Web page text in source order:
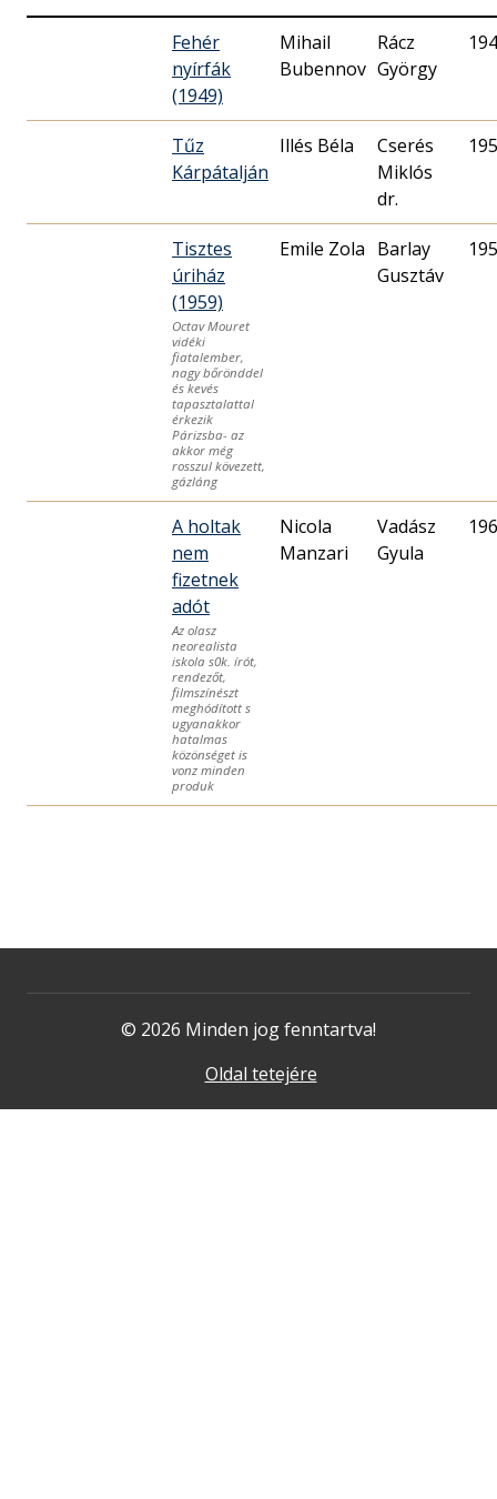
Fehér
nyírfák
(1949)
Mihail
Bubennov
Rácz
György
Tűz
Kárpátalján
Illés Béla
Cserés
Miklós
dr.
Tisztes
úriház
(1959)
Octav Mouret
vidéki
fiatalember,
nagy bőrönddel
és kevés
tapasztalattal
érkezik
Párizsba- az
akkor még
rosszul kövezett,
gázláng
Emile Zola Barlay
Gusztáv
A holtak
nem
fizetnek
adót
Az olasz
neorealista
iskola s0k. írót,
rendezőt,
filmszínészt
meghódított s
ugyanakkor
hatalmas
közönséget is
vonz minden
produk
Nicola
Manzari
Vadász
Gyula
© 2026 Minden jog fenntartva!
Oldal tetejére